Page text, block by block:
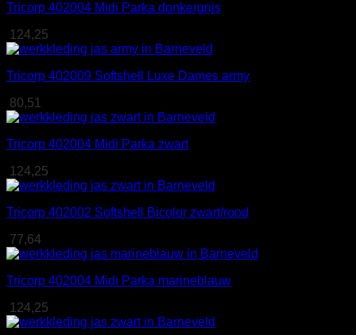
Tricorp 402004 Midi Parka donkergrijs
124,25
Tricorp 402009 Softshell Luxe Dames army
80,51
Tricorp 402004 Midi Parka zwart
124,25
Tricorp 402002 Softshell Bicolor zwart/rood
77,64
Tricorp 402004 Midi Parka marineblauw
124,25